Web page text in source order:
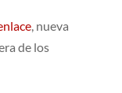
, nueva
de los